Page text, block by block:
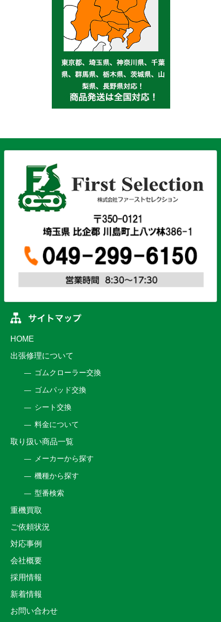
HOME
出張修理について
ゴムクローラー交換
ゴムパッド交換
シート交換
料金について
取り扱い商品一覧
メーカーから探す
機種から探す
型番検索
重機買取
ご依頼状況
対応事例
会社概要
採用情報
新着情報
お問い合わせ